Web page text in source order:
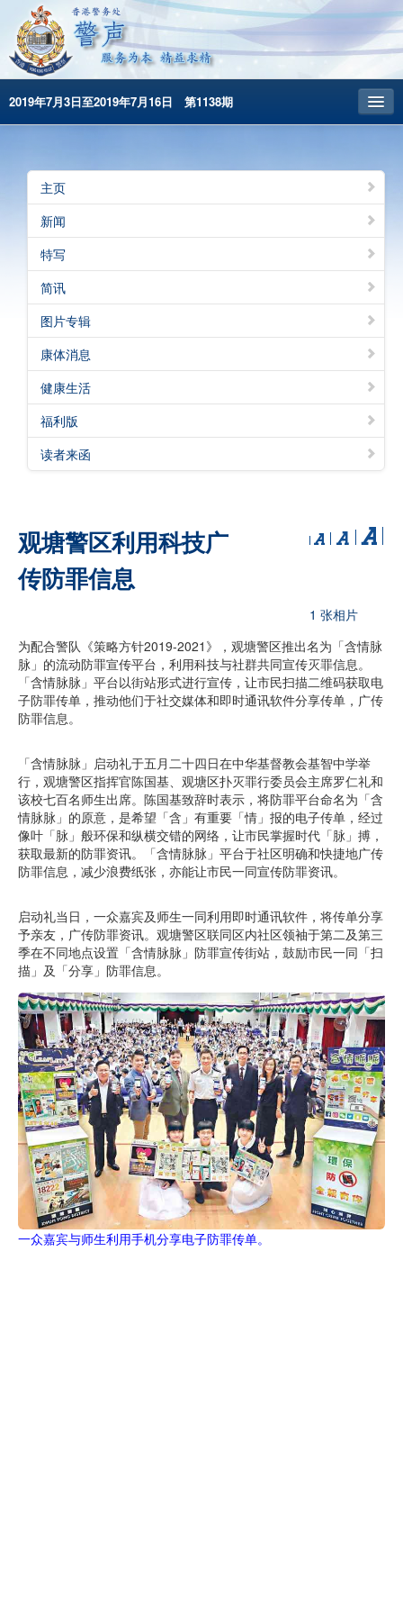
2019年7月3日至2019年7月16日 第1138期
昔日警声
警务处主页
繁體版
English
主页
新闻
特写
简讯
图片专辑
康体消息
健康生活
福利版
读者来函
观塘警区利用科技广
传防罪信息
1 张相片
为配合警队《策略方针2019-2021》，观塘警区推出名为「含情脉
脉」的流动防罪宣传平台，利用科技与社群共同宣传灭罪信息。
「含情脉脉」平台以街站形式进行宣传，让市民扫描二维码获取电
子防罪传单，推动他们于社交媒体和即时通讯软件分享传单，广传
防罪信息。
「含情脉脉」启动礼于五月二十四日在中华基督教会基智中学举
行，观塘警区指挥官陈国基、观塘区扑灭罪行委员会主席罗仁礼和
该校七百名师生出席。陈国基致辞时表示，将防罪平台命名为「含
情脉脉」的原意，是希望「含」有重要「情」报的电子传单，经过
像叶「脉」般环保和纵横交错的网络，让市民掌握时代「脉」搏，
获取最新的防罪资讯。「含情脉脉」平台于社区明确和快捷地广传
防罪信息，减少浪费纸张，亦能让市民一同宣传防罪资讯。
启动礼当日，一众嘉宾及师生一同利用即时通讯软件，将传单分享
予亲友，广传防罪资讯。观塘警区联同区内社区领袖于第二及第三
季在不同地点设置「含情脉脉」防罪宣传街站，鼓励市民一同「扫
描」及「分享」防罪信息。
一众嘉宾与师生利用手机分享电子防罪传单。